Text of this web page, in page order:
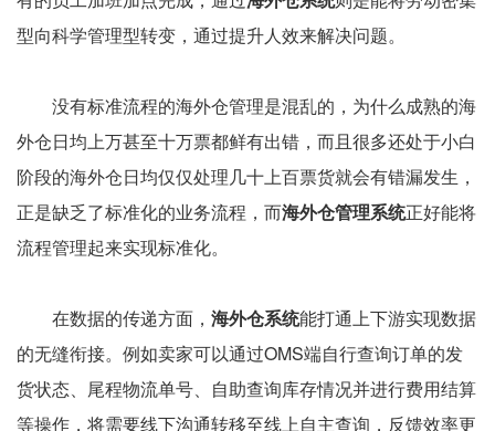
型向科学管理型转变，通过提升人效来解决问题。
没有标准流程的海外仓管理是混乱的，为什么成熟的海
外仓日均上万甚至十万票都鲜有出错，而且很多还处于小白
阶段的海外仓日均仅仅处理几十上百票货就会有错漏发生，
正是缺乏了标准化的业务流程，而海外仓管理系统正好能将
流程管理起来实现标准化。
在数据的传递方面， 海外仓系统能打通上下游实现数据
的无缝衔接。例如卖家可以通过OMS端自行查询订单的发
货状态、尾程物流单号、自助查询库存情况并进行费用结算
等操作，将需要线下沟通转移至线上自主查询，反馈效率更